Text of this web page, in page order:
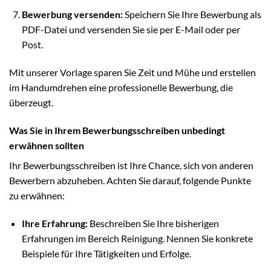
Bewerbung versenden:Speichern Sie Ihre Bewerbung als
PDF-Datei und versenden Sie sie per E-Mail oder per
Post.
Mit unserer Vorlage sparen Sie Zeit und Mühe und erstellen
im Handumdrehen eine professionelle Bewerbung, die
überzeugt.
Was Sie in Ihrem Bewerbungsschreiben unbedingt
erwähnen sollten
Ihr Bewerbungsschreiben ist Ihre Chance, sich von anderen
Bewerbern abzuheben. Achten Sie darauf, folgende Punkte
zu erwähnen:
Ihre Erfahrung:Beschreiben Sie Ihre bisherigen
Erfahrungen im Bereich Reinigung. Nennen Sie konkrete
Beispiele für Ihre Tätigkeiten und Erfolge.